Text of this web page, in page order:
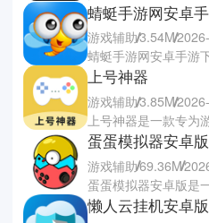
蜻蜓手游网安卓
游戏辅助3.54M
上号神器
游戏辅助3.85M
蛋蛋模拟器安卓版
游戏辅助69.36M
懒人云挂机安卓版